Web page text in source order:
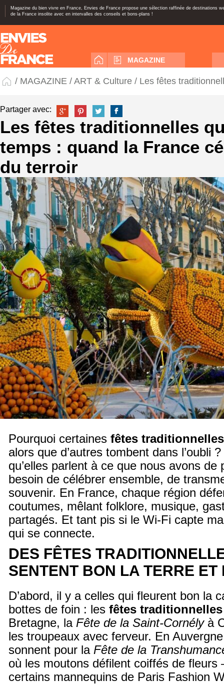
Magazine du bien vivre en France, Envies de France propose une sélection raffinée de destinations
de la France insolite avec en intervalles des conseils et bons-plans !
MAGAZINE
/ MAGAZINE / ART & Culture / Les fêtes
Partager avec:
Les fêtes traditionnelles
temps : quand la France
du terroir
Pourquoi certaines fêtes traditionnelles
alors que d’autres tombent dans l’oubli
qu’elles parlent à ce que nous avons de
besoin de célébrer ensemble, de
souvenir. En France, chaque région
coutumes, mêlant folklore, musique,
partagés. Et tant pis si le Wi-Fi capte
qui se connecte.
DES FÊTES
SENTENT BON LA TERRE ET
D’abord, il y a celles qui fleurent bon la
bottes de foin : les fêtes traditionnelles
Bretagne, la Fête de la Saint-Cornélyà
les troupeaux avec ferveur. En
sonnent pour la Fête de la
où les moutons défilent coiffés de
certains mannequins de Paris Fashion